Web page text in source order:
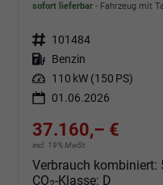
sofort lieferbar Fahrzeug mit
Fahrzeugnr. 101484
Kraftstoff Benzin
Leistung 110 kW (150 PS)
01.06.2026
37.160,– €
incl. 19% MwSt.
Verbrauch kombiniert:
CO -Klasse: D